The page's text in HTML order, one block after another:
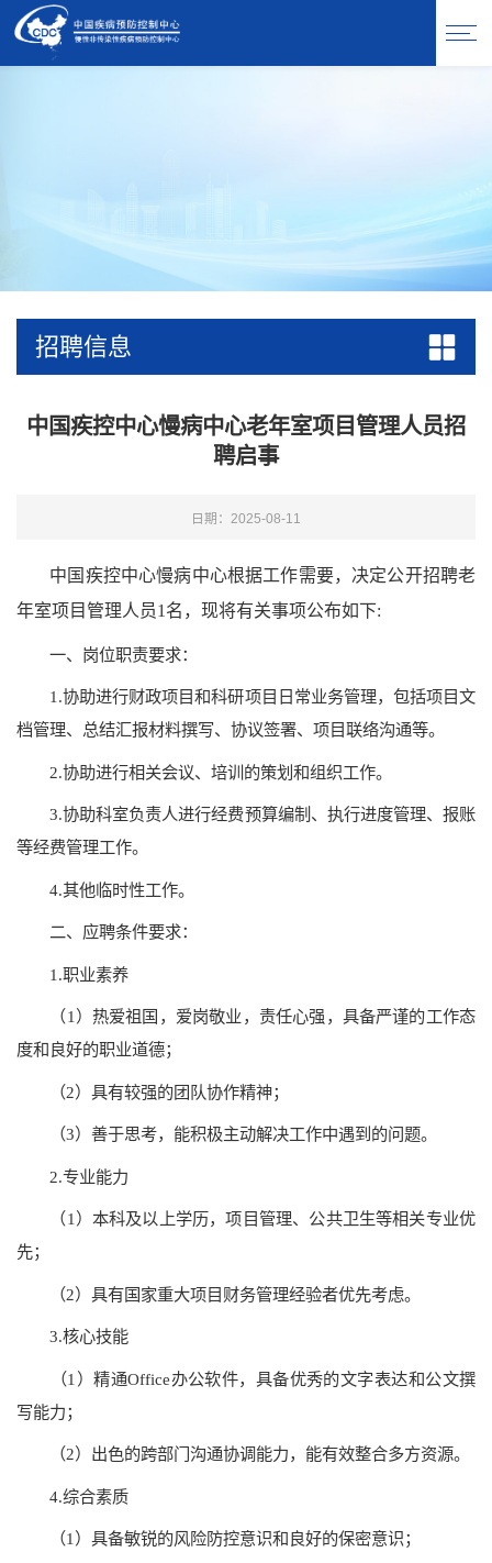
招聘信息
中国疾控中心慢病中心老年室项目管理人员招
聘启事
日期：2025-08-11
中国疾控中心慢病中心根据工作需要，决定公开招聘老
年室项目管理人员1名，现将有关事项公布如下:
一、岗位职责要求：
1.协助进行财政项目和科研项目日常业务管理，包括项目文
档管理、总结汇报材料撰写、协议签署、项目联络沟通等。
2.协助进行相关会议、培训的策划和组织工作。
3.协助科室负责人进行经费预算编制、执行进度管理、报账
等经费管理工作。
4.其他临时性工作。
二、应聘条件要求：
1.职业素养
（1）热爱祖国，爱岗敬业，责任心强，具备严谨的工作态
度和良好的职业道德；
（2）具有较强的团队协作精神；
（3）善于思考，能积极主动解决工作中遇到的问题。
2.专业能力
（1）本科及以上学历，项目管理、公共卫生等相关专业优
先；
（2）具有国家重大项目财务管理经验者优先考虑。
3.核心技能
（1）精通Office办公软件，具备优秀的文字表达和公文撰
写能力；
（2）出色的跨部门沟通协调能力，能有效整合多方资源。
4.综合素质
（1）具备敏锐的风险防控意识和良好的保密意识；